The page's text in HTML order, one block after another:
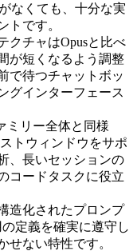
なくても、十分な実
トです。
クチャはOpusと比べ
が短くなるよう調整
で待つチャットボッ
グインターフェース
ミリー全体と同様
トウィンドウをサポ
、長いセッションの
コードタスクに役立
造化されたプロンプ
定義を確実に遵守し
せない特性です。